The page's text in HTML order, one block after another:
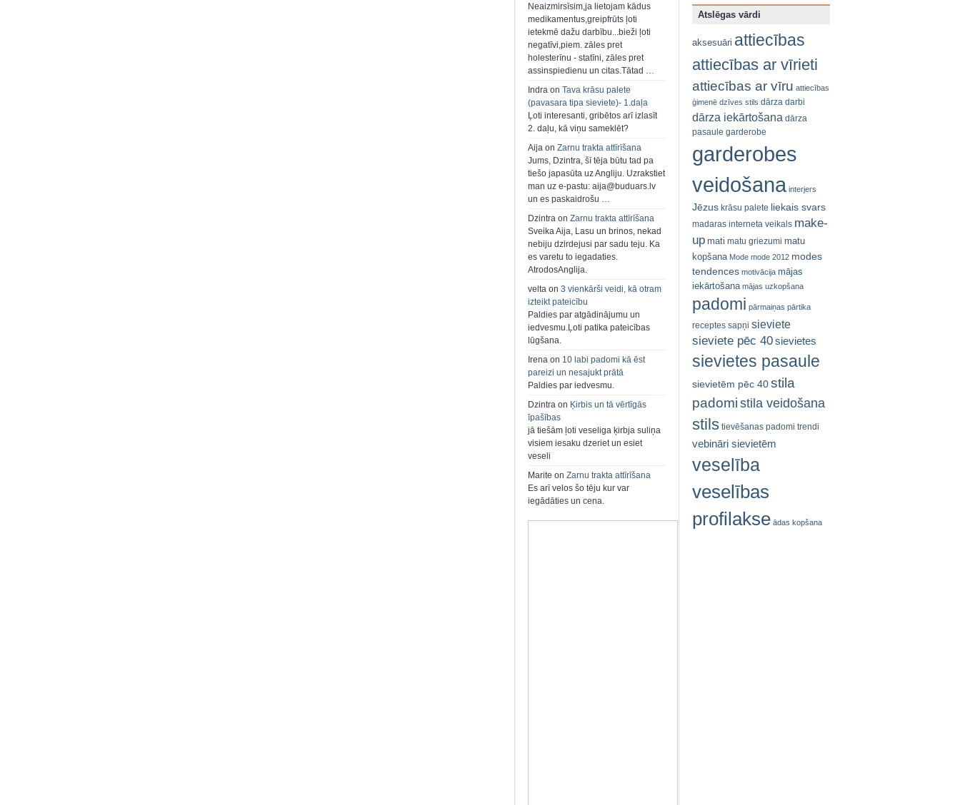
Neaizmirsīsim,ja lietojam kādus
medikamentus,greipfrūts ļoti
ietekmē dažu darbību...bieži ļoti
negatīvi,piem. zāles pret
holesterīnu - statīni, zāles pret
assinspiedienu un citas.Tātad …
Indra on Tava krāsu palete
(pavasara tipa sieviete)- 1.daļa
Ļoti interesanti, gribētos arī izlasīt
2. daļu, kā viņu sameklēt?
Aija on Zarnu trakta attīrīšana
Jums, Dzintra, šī tēja būtu tad pa
tiešo japasūta uz Angliju. Uzrakstiet
man uz e-pastu: aija@buduars.lv
un es paskaidrošu …
Dzintra on Zarnu trakta attīrīšana
Sveika Aija, Lasu un brinos, nekad
nebiju dzirdejusi par sadu teju. Ka
es varetu to iegadaties.
AtrodosAnglija.
velta on 3 vienkārši veidi, kā otram
izteikt pateicību
Paldies par atgādinājumu un
iedvesmu.Ļoti patika pateicības
lūgšana.
Irena on 10 labi padomi kā ēst
pareizi un nesajukt prātā
Paldies par iedvesmu.
Dzintra on Ķirbis un tā vērtīgās
īpašības
jā tiešām ļoti veseliga ķirbja suliņa
visiem iesaku dzeriet un esiet
veseli
Marite on Zarnu trakta attīrīšana
Es arī velos šo tēju kur var
iegādāties un cena.
Atslēgas vārdi
aksesuāri attiecības
attiecības ar vīrieti
attiecības ar vīru attiecības
ģimenē dzīves stils dārza darbi
dārza iekārtošana dārza
pasaule garderobe
garderobes
veidošana interjers
Jēzus krāsu palete liekais svars
madaras interneta veikals make-
up mati matu griezumi matu
kopšana Mode mode 2012 modes
tendences motivācija mājas
iekārtošana mājas uzkopšana
padomi pārmaiņas pārtika
receptes sapņi sieviete
sieviete pēc 40sievietes
sievietes pasaule
sievietēm pēc 40stila
padomistila veidošana
stils tievēšanas padomi trendi
vebināri sievietēm
veselība
veselības
profilakse ādas kopšana